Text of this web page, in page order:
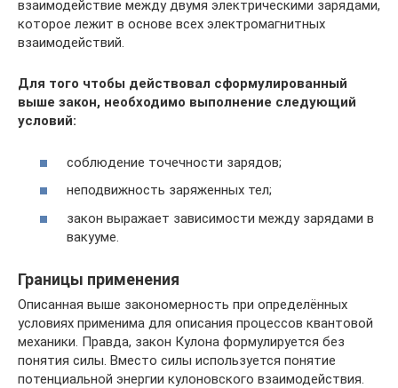
взаимодействие между двумя электрическими зарядами,
которое лежит в основе всех электромагнитных
взаимодействий.
Для того чтобы действовал сформулированный
выше закон, необходимо выполнение следующий
условий:
соблюдение точечности зарядов;
неподвижность заряженных тел;
закон выражает зависимости между зарядами в
вакууме.
Границы применения
Описанная выше закономерность при определённых
условиях применима для описания процессов квантовой
механики. Правда, закон Кулона формулируется без
понятия силы. Вместо силы используется понятие
потенциальной энергии кулоновского взаимодействия.